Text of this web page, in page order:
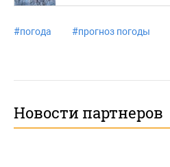
#погода #прогноз погоды
Новости партнеров